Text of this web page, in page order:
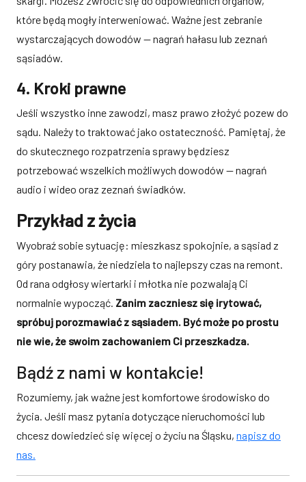
które będą mogły interweniować. Ważne jest zebranie
wystarczających dowodów — nagrań hałasu lub zeznań
sąsiadów.
4. Kroki prawne
Jeśli wszystko inne zawodzi, masz prawo złożyć pozew do
sądu. Należy to traktować jako ostateczność. Pamiętaj, że
do skutecznego rozpatrzenia sprawy będziesz
potrzebować wszelkich możliwych dowodów — nagrań
audio i wideo oraz zeznań świadków.
Przykład z życia
Wyobraź sobie sytuację: mieszkasz spokojnie, a sąsiad z
góry postanawia, że niedziela to najlepszy czas na remont.
Od rana odgłosy wiertarki i młotka nie pozwalają Ci
normalnie wypocząć. Zanim zaczniesz się irytować,
spróbuj porozmawiać z sąsiadem. Być może po prostu
nie wie, że swoim zachowaniem Ci przeszkadza.
Bądź z nami w kontakcie!
Rozumiemy, jak ważne jest komfortowe środowisko do
życia. Jeśli masz pytania dotyczące nieruchomości lub
chcesz dowiedzieć się więcej o życiu na Śląsku, napisz do
nas.